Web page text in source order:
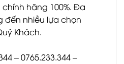
hãng 100%. Đa
nhiều lựa chọn
Khách.
– 0765.233.344 –